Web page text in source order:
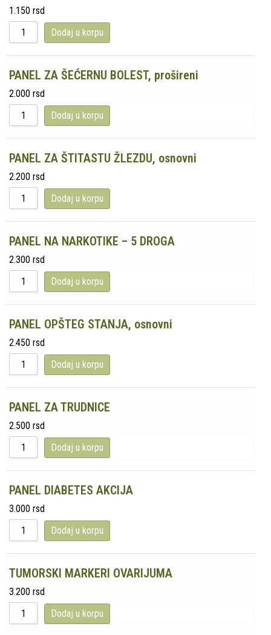
1.150 rsd
Dodaj u korpu
PANEL ZA ŠEĆERNU BOLEST, prošireni
2.000 rsd
Dodaj u korpu
PANEL ZA ŠTITASTU ŽLEZDU, osnovni
2.200 rsd
Dodaj u korpu
PANEL NA NARKOTIKE – 5 DROGA
2.300 rsd
Dodaj u korpu
PANEL OPŠTEG STANJA, osnovni
2.450 rsd
Dodaj u korpu
PANEL ZA TRUDNICE
2.500 rsd
Dodaj u korpu
PANEL DIABETES AKCIJA
3.000 rsd
Dodaj u korpu
TUMORSKI MARKERI OVARIJUMA
3.200 rsd
Dodaj u korpu